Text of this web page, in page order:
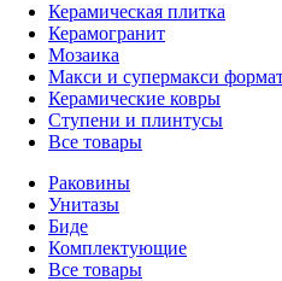
Керамическая плитка
Керамогранит
Мозаика
Макси и супермакси
Керамические ковры
Ступени и плинтусы
Все товары
Раковины
Унитазы
Биде
Комплектующие
Все товары